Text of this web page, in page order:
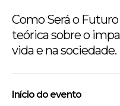
Como Será o
teórica sobre o
vida e na sociedade.
Início do evento